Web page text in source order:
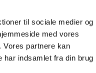
til sociale medier og
med vores
Vores partnere kan
har indsamlet fra din brug